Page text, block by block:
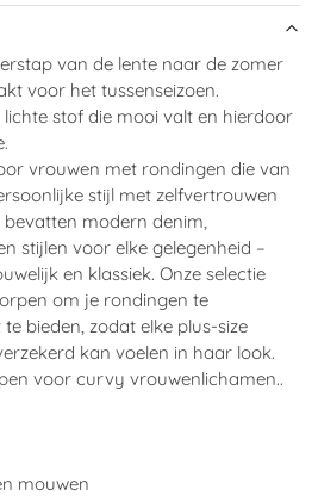
van de lente naar de zomer
voor het tussenseizoen.
lichte stof die mooi valt en hierdoor
vrouwen met rondingen die van
stijl met zelfvertrouwen
bevatten modern denim,
stijlen voor elke gelegenheid –
en klassiek. Onze selectie
om je rondingen te
bieden, zodat elke plus-size
kan voelen in haar look.
voor curvy vrouwenlichamen..
mouwen